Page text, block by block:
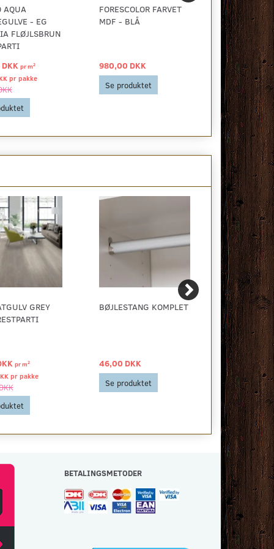
AQUA
- EG
FLØJLSBRUN
prm2
pr pakke
FORESCOLOR FARVET
MDF - BLÅ
980,00 DKK
Se produktet
MDF - BRUN
980,00 DKK
Se
GREY
prm2
prpakke
BØJLESTANG KOMPLET
46,00 DKK
Se produktet
16 MM.
PRO5
879,00 DKK
Se
BETALINGSMETODER